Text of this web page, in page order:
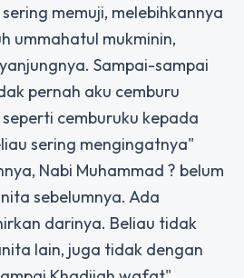
memuji, melebihkannya
ummahatul mukminin,
Sampai-sampai
pernah aku cemburu
cemburuku kepada
sering mengingatnya"
Nabi Muhammad ? belum
sebelumnya. Ada
darinya. Beliau tidak
lain, juga tidak dengan